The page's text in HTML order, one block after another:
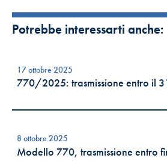
Potrebbe interessarti anche:
17 ottobre 2025
770/2025: trasmissione entro il
8 ottobre 2025
Modello 770, trasmissione entro